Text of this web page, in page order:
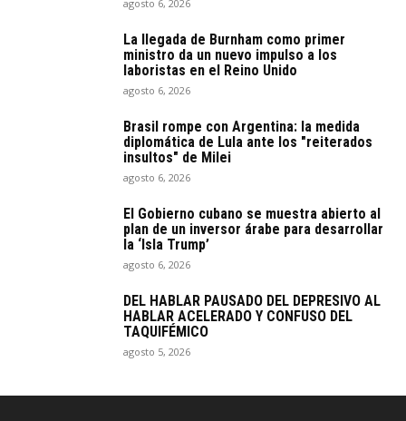
agosto 6, 2026
La llegada de Burnham como primer
ministro da un nuevo impulso a los
laboristas en el Reino Unido
agosto 6, 2026
Brasil rompe con Argentina: la medida
diplomática de Lula ante los "reiterados
insultos" de Milei
agosto 6, 2026
El Gobierno cubano se muestra abierto al
plan de un inversor árabe para desarrollar
la ‘Isla Trump’
agosto 6, 2026
DEL HABLAR PAUSADO DEL DEPRESIVO AL
HABLAR ACELERADO Y CONFUSO DEL
TAQUIFÉMICO
agosto 5, 2026